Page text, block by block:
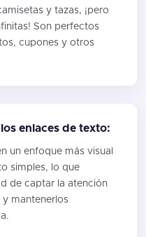
y tazas, ¡pero
Son perfectos
cupones y otros
enlaces de texto:
un enfoque más visual
simples, lo que
de captar la atención
y mantenerlos